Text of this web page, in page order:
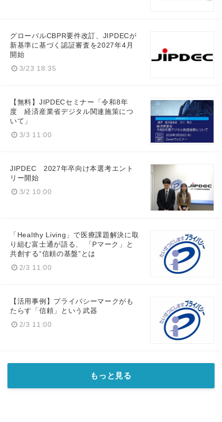
グローバルCBPR要件改訂、JIPDECが
新基準に基づく認証審査を2027年4月
開始
3/23 18:35
【無料】JIPDECセミナー「令和8年
度 経済産業省デジタル関連施策につ
いて」
3/3 11:00
JIPDEC 2027年卒向け本選考エント
リー開始
3/2 10:00
「Healthy Living」で医療課題解決に取
り組む富士通が語る、 「Pマーク」と
共創する“信頼の基盤”とは
2/3 11:00
【活用事例】プライバシーマークがも
たらす「信頼」という武器
2/3 11:00
もっと見る
Japanese
English